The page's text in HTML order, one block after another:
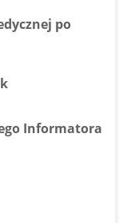
po
Informatora